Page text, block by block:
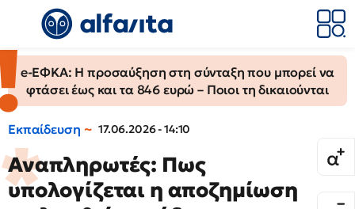
e-ΕΦΚΑ: Η προσαύξηση στη σύνταξη που μπορεί να
φτάσει έως και τα 846 ευρώ – Ποιοι τη δικαιούνται
Εκπαίδευση 17.06.2026 - 14:10
Αναπληρωτές: Πως
υπολογίζεται η αποζημίωση